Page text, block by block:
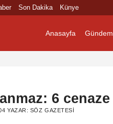
Son Dakika Künye
Anasayfa Gündem
6 cenaze
YAZAR: SÖZ GAZETESI